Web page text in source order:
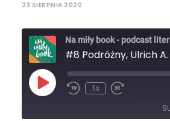
23 SIERPNIA 2020
Na miły book - podcast
#8 Podróżny, Ulrich
Play
Episode
1x